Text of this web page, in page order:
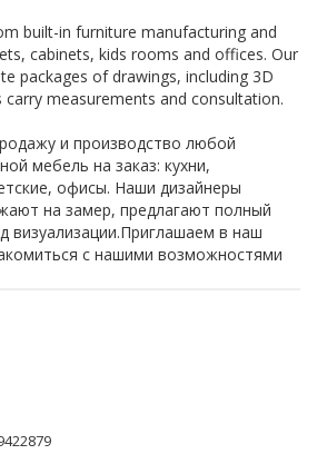
built-in furniture manufacturing and
cabinets, kids rooms and offices. Our
packages of drawings, including 3D
carry measurements and consultation.
и производство любой
мебель на заказ: кухни,
офисы. Наши дизайнеры
на замер, предлагают полный
визуализации.Приглашаем в наш
с нашими возможностями